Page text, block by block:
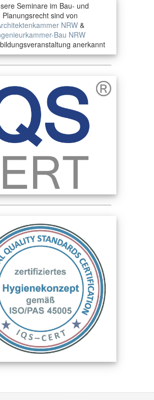
Seminare im Bau- und
Planungsrecht sind von
NRW&
Bau NRW
anerkannt